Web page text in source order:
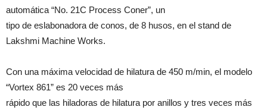
automática “No. 21C Process Coner”, un
tipo de eslabonadora de conos, de 8 husos, en el stand de
Lakshmi Machine Works.
Con una máxima velocidad de hilatura de 450 m/min, el modelo
“Vortex 861” es 20 veces más
rápido que las hiladoras de hilatura por anillos y tres veces más